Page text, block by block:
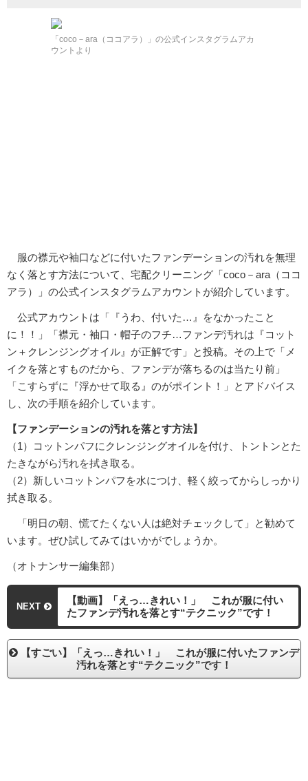
「coco－ara（ココアラ）」の公式インスタグラムアカ
ウントより
服の襟元や袖口などに付いたファンデーションの汚れを無理
なく落とす方法について、宅配クリーニング「coco－ara（ココ
アラ）」の公式インスタグラムアカウントが紹介しています。
公式アカウントは「『うわ、付いた…』をなかったこと
に！！」「襟元・袖口・帽子のフチ…ファンデ汚れは『コット
ン＋クレンジングオイル』が正解です」と投稿。その上で「メ
イクを落とすものだから、ファンデが落ちるのは当たり前」
「こすらずに『浮かせて取る』のがポイント！」とアドバイス
し、次の手順を紹介しています。
【ファンデーションの汚れを落とす方法】
（1）コットンパフにクレンジングオイルを付け、トントンとた
たきながら汚れを拭き取る。
（2）新しいコットンパフを水につけ、軽く絞ってからしっかり
拭き取る。
「明日の朝、慌てたくない人は絶対チェックして」と勧めて
います。ぜひ試してみてはいかがでしょうか。
（オトナンサー編集部）
NEXT
【動画】「えっ…きれい！」 これが服に付い
たファンデ汚れを落とす“テクニック”です！
【すごい】「えっ…きれい！」 これが服に付いたファンデ
汚れを落とす“テクニック”です！